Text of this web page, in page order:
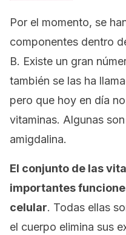
Por el momento, se
componentes dentro
B. Existe un gran
también se las ha
pero que hoy en día
vitaminas. Algunas
amigdalina.
El conjunto de las
importantes
celular. Todas ellas
el cuerpo elimina sus